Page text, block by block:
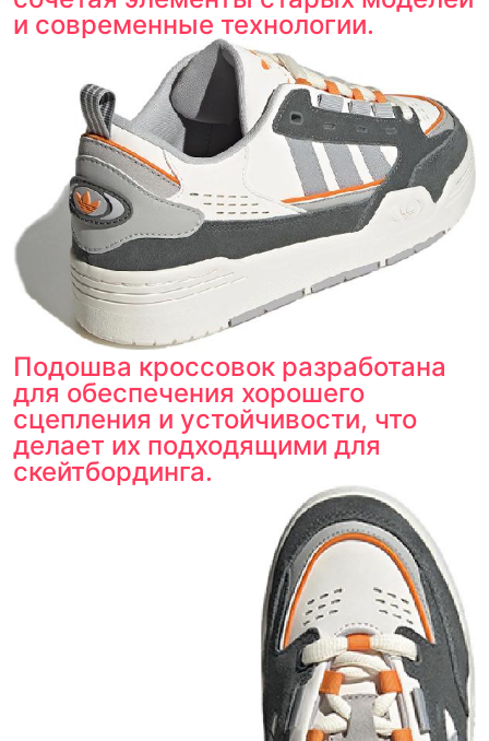
и современные технологии.
Подошва кроссовок разработана
для обеспечения хорошего
сцепления и устойчивости, что
делает их подходящими для
скейтбординга.